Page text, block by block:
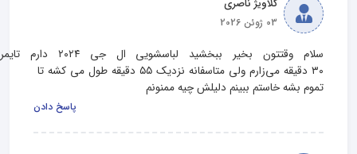
گلاویژ ناصری
03 ژوئن 2026
سلام وقتتون بخیر ببخشید لباسشویی
۳۰ دقیقه می‌زارم ولی متاسفانه نزدیک ۵۵ دقیقه طول می کشه تا
تموم بشه خاستم ببینم دلیلش چیه ممنونم
پاسخ دادن